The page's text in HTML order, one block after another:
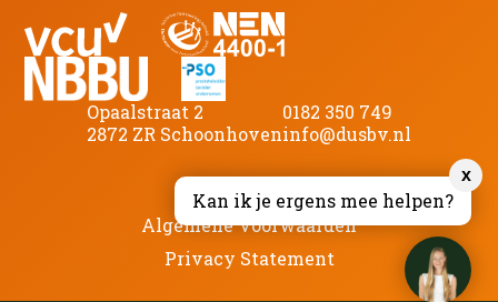
x
Kan ik je ergens mee helpen?
Opaalstraat 2
2872 ZR Schoonhoven
0182 350 749
info@dusbv.nl
©2026DUS B.V.
Algemene Voorwaarden
Privacy Statement